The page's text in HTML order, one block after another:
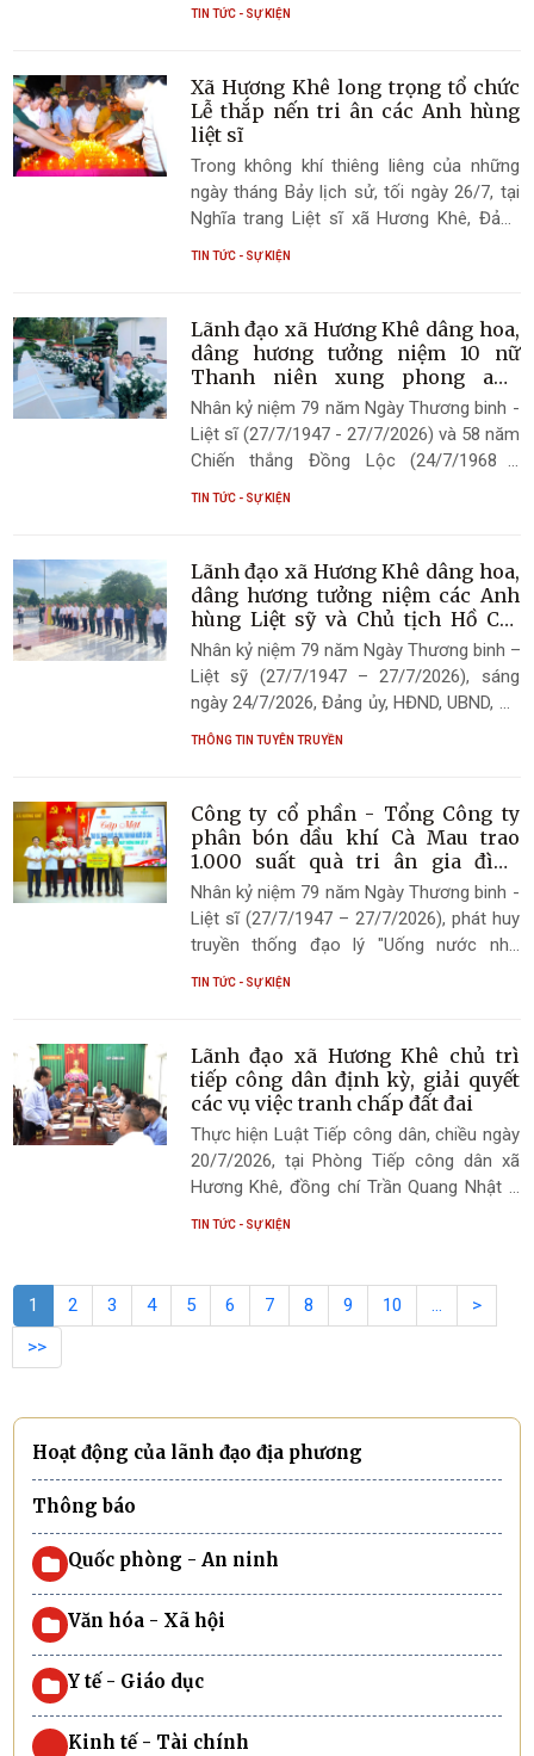
trọng tâm quý III năm 2026. Đồng chí Trần
Quốc Bảo – Phó Bí thư Đảng ủy, Chủ tịch
UBND xã, Trưởng Ban đại diện Hội đồng
quản trị NHCSXH xã chủ trì phiên họp.
TIN TỨC - SỰ KIỆN
Xã Hương Khê long trọng tổ chức
Lễ thắp nến tri ân các Anh hùng
liệt sĩ
Trong không khí thiêng liêng của những
ngày tháng Bảy lịch sử, tối ngày 26/7, tại
Nghĩa trang Liệt sĩ xã Hương Khê, Đảng
Lễ thắp nến tri ân các Anh hùng liệt sĩ
nhân kỷ niệm 79 năm Ngày Thương binh -
Liệt sĩ (27/7/1947 - 27/7/2026).
TIN TỨC - SỰ KIỆN
Lãnh đạo xã Hương Khê dâng hoa,
dâng hương tưởng niệm 10 nữ
Thanh niên xung phong anh
hùng tại Ngã ba Đồng Lộc
Nhân kỷ niệm 79 năm Ngày Thương binh -
Liệt sĩ (27/7/1947 - 27/7/2026) và 58 năm
Chiến thắng Đồng Lộc (24/7/1968 -
Quang Nhật - Ủy viên Ban Chấp hành
Đảng bộ tỉnh, Bí thư Đảng ủy, Chủ tịch
HĐND xã làm Trưởng đoàn đã đến dâng
hoa, dâng hương tại Khu di tích lịch sử
Quốc gia đặc biệt Ngã ba Đồng Lộc.
TIN TỨC - SỰ KIỆN
Lãnh đạo xã Hương Khê dâng hoa,
dâng hương tưởng niệm các Anh
hùng Liệt sỹ và Chủ tịch Hồ Chí
Minh nhân kỷ niệm 79 năm Ngày
Thương binh – Liệt sỹ
Nhân kỷ niệm 79 năm Ngày Thương binh –
Liệt sỹ (27/7/1947 – 27/7/2026), sáng
ngày 24/7/2026, Đảng ủy, HĐND, UBND, Ủy
ban MTTQ Việt Nam xã Hương Khê đã
dâng hương tưởng niệm tại Nghĩa trang
Liệt sỹ xã, Tượng đài Bác Hồ trên đảo hồ
Bình Sơn và các Nhà bia tưởng niệm liệt
sỹ tại các thôn Hương Long, Phú Gia,
Hương Phong.
THÔNG TIN TUYÊN TRUYỀN
Công ty cổ phần - Tổng Công ty
phân bón dầu khí Cà Mau trao
1.000 suất quà tri ân gia đình
chính sách tại xã Hương Khê
Nhân kỷ niệm 79 năm Ngày Thương binh -
Liệt sĩ (27/7/1947 – 27/7/2026), phát huy
truyền thống đạo lý "Uống nước nhớ
Công ty phân bón dầu khí Cà Mau
(PVCFC) phối hợp với UBND xã Hương
Khê đã tổ chức chương trình trao quà tri
ân người có công với cách mạng và thân
nhân người có công trên địa bàn xã.
TIN TỨC - SỰ KIỆN
Lãnh đạo xã Hương Khê chủ trì
tiếp công dân định kỳ, giải quyết
các vụ việc tranh chấp đất đai
Thực hiện Luật Tiếp công dân, chiều ngày
20/7/2026, tại Phòng Tiếp công dân xã
Hương Khê, đồng chí Trần Quang Nhật –
dân định kỳ tháng 7 năm 2026. Tham dự
có đại diện các ban, ngành, đoàn thể và
TIN TỨC - SỰ KIỆN
1 2 3 4 5 6 7 8 9 10
>
>>
Hoạt động của lãnh đạo địa phương
Thông báo
Quốc phòng - An ninh
Văn hóa - Xã hội
Y tế - Giáo dục
Kinh tế - Tài chính